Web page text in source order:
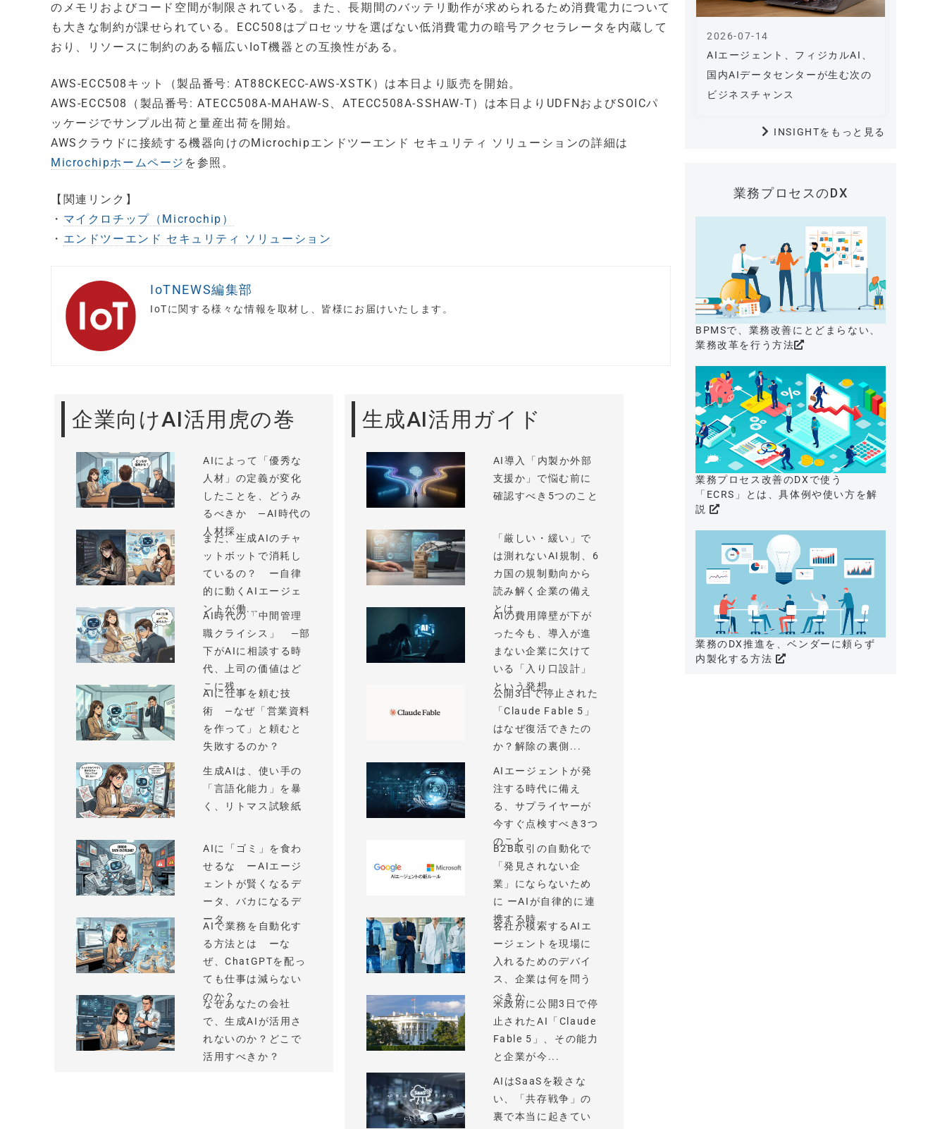
のメモリおよびコード空間が制限されている。また、長期間のバッテリ動作が求められるため消費電力について
も大きな制約が課せられている。ECC508はプロセッサを選ばない低消費電力の暗号アクセラレータを内蔵して
おり、リソースに制約のある幅広いIoT機器との互換性がある。
AWS-ECC508キット（製品番号: AT88CKECC-AWS-XSTK）は本日より販売を開始。
AWS-ECC508（製品番号: ATECC508A-MAHAW-S、ATECC508A-SSHAW-T）は本日よりUDFNおよびSOICパ
ッケージでサンプル出荷と量産出荷を開始。
AWSクラウドに接続する機器向けのMicrochipエンドツーエンド セキュリティ ソリューションの詳細は
Microchipホームページ を参照。
【関連リンク】
・ マイクロチップ（Microchip）
・ エンドツーエンド セキュリティ ソリューション
IoTNEWS編集部
IoTに関する様々な情報を取材し、皆様にお届けいたします。
企業向けAI活用虎の巻
AIによって「優秀な
人材」の定義が変化
したことを、どうみ
るべきか —AI時代の
人材採...
まだ、生成AIのチャ
ットボットで消耗し
ているの？ ー自律
的に動くAIエージェ
ントが働...
AI時代の「中間管理
職クライシス」 —部
下がAIに相談する時
代、上司の価値はど
こに残...
AIに仕事を頼む技
術 —なぜ「営業資料
を作って」と頼むと
失敗するのか？
生成AIは、使い手の
「言語化能力」を暴
く、リトマス試験紙
AIに「ゴミ」を食わ
せるな ーAIエージ
ェントが賢くなるデ
ータ、バカになるデ
ータ
AIで業務を自動化す
る方法とは ーな
ぜ、ChatGPTを配っ
ても仕事は減らない
のか？
なぜあなたの会社
で、生成AIが活用さ
れないのか？どこで
活用すべきか？
生成AI活用ガイド
AI導入「内製か外部
支援か」で悩む前に
確認すべき5つのこと
「厳しい・緩い」で
は測れないAI規制、6
カ国の規制動向から
読み解く企業の備え
とは
AIの費用障壁が下が
った今も、導入が進
まない企業に欠けて
いる「入り口設計」
という発想
公開3日で停止された
「Claude Fable 5」
はなぜ復活できたの
か？解除の裏側...
AIエージェントが発
注する時代に備え
る、サプライヤーが
今すぐ点検すべき3つ
のこと
B2B取引の自動化で
「発見されない企
業」にならないため
に ーAIが自律的に連
携する時...
各社が模索するAIエ
ージェントを現場に
入れるためのデバイ
ス、企業は何を問う
べきか
米政府に公開3日で停
止されたAI「Claude
Fable 5」、その能力
と企業が今...
AIはSaaSを殺さな
い、「共存戦争」の
裏で本当に起きてい
AIエージェント、フィジカルAI、
国内AIデータセンターが生む次の
ビジネスチャンス
2026-07-14
INSIGHTをもっと見る
業務プロセスのDX
BPMSで、業務改善にとどまらない、
業務改革を行う方法
業務プロセス改善のDXで使う
「ECRS」とは、具体例や使い方を解
説
業務のDX推進を、ベンダーに頼らず
内製化する方法